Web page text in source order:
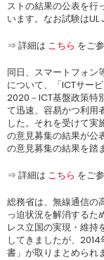
ストの結果の公表を行
います。なお試験はUL
⇒ 詳細は こちら をご
同日、スマートフォン
について、「ICTサー
2020－ICT基盤政策特
て迅速、容易かつ利用
した。それを受けて実
の意見募集の結果が公
の意見募集の結果を踏
⇒ 詳細は こちら をご
総務省は、無線通信の
っ迫状況を解消するた
レス立国の実現・維持
してきましたが、
書」が取りまとめられ